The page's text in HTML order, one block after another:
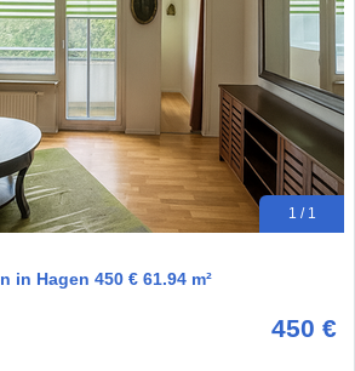
1 / 1
in Hagen 450 € 61.94 m²
450 €